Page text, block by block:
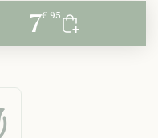
7€ 95